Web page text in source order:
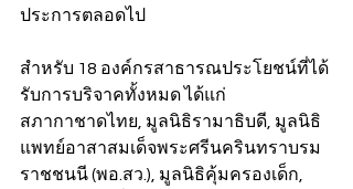
ประการตลอดไป
สำหรับ 18 องค์กรสาธารณประโยชน์ที่ได้
รับการบริจาคทั้งหมด ได้แก่
สภากาชาดไทย, มูลนิธิรามาธิบดี, มูลนิธิ
แพทย์อาสาสมเด็จพระศรีนครินทราบรม
ราชชนนี (พอ.สว.), มูลนิธิคุ้มครองเด็ก,